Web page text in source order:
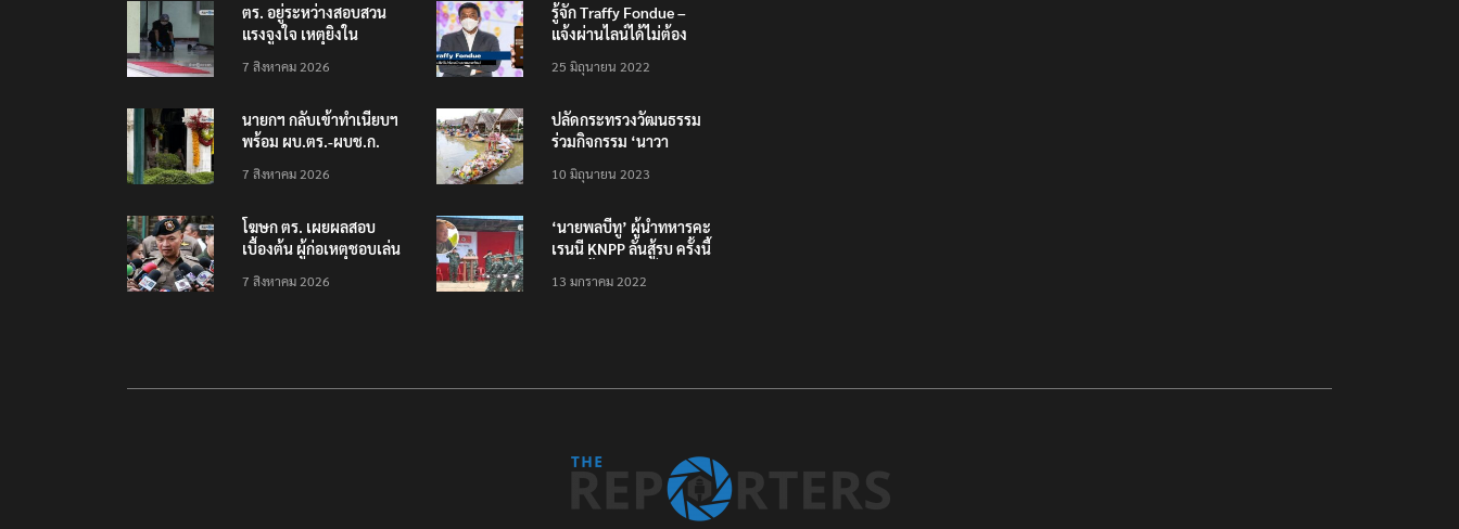
ตร. อยู่ระหว่างสอบสวน
แรงจูงใจ เหตุยิงใน
นนทบุรี พบเด็กก่อเหตุ
7 สิงหาคม 2026
นายกฯ กลับเข้าทำเนียบฯ
พร้อม ผบ.ตร.-ผบช.ก.
ปืนเถื่อน
7 สิงหาคม 2026
โฆษก ตร. เผยผลสอบ
เบื้องต้น ผู้ก่อเหตุชอบเล่น
เหตุรุนแรงก่อนลงมือ
7 สิงหาคม 2026
รู้จัก Traffy Fondue –
แจ้งผ่านไลน์ได้ไม่ต้อง
ทั่วไทย ไม่ใช่แค่ในกรุง
25 มิถุนายน 2022
ปลัดกระทรวงวัฒนธรรม
ร่วมกิจกรรม ‘นาวา
ตักบาตรทางน้ำ
10 มิถุนายน 2023
‘นายพลบีทู’ ผู้นำทหารคะ
เรนนี KNPP ลั่นสู้รบ ครั้งนี้
ประชาชนต้องชนะ
13 มกราคม 2022